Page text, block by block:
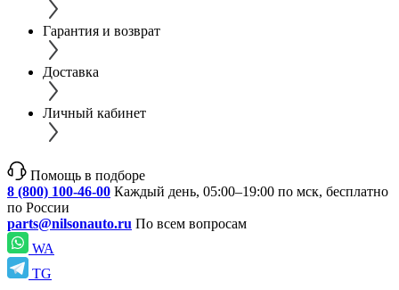
Гарантия и возврат
Доставка
Личный кабинет
Помощь в подборе
8 (800) 100-46-00 Каждый день, 05:00–19:00 по мск, бесплатно
по России
parts@nilsonauto.ru По всем вопросам
WA
TG